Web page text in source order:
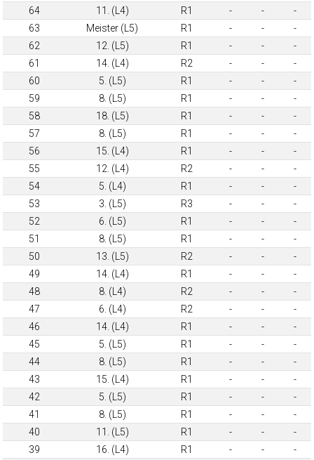
64
11. (L4) R1 - -
-
63
Meister (L5) R1 - -
-
62
12. (L5) R1 - -
-
61
14. (L4) R2 - -
-
60
5. (L5) R1 - -
-
59
8. (L5) R1 - -
-
58
18. (L5) R1 - -
-
57
8. (L5) R1 - -
-
56
15. (L4) R1 - -
-
55
12. (L4) R2 - -
-
54
5. (L4) R1 - -
-
53
3. (L5) R3 - -
-
52
6. (L5) R1 - -
-
51
8. (L5) R1 - -
-
50
13. (L5) R2 - -
-
49
14. (L4) R1 - -
-
48
8. (L4) R2 - -
-
47
6. (L4) R2 - -
-
46
14. (L4) R1 - -
-
45
5. (L5) R1 - -
-
44
8. (L5) R1 - -
-
43
15. (L4) R1 - -
-
42
5. (L5) R1 - -
-
41
8. (L5) R1 - -
-
40
11. (L5) R1 - -
-
39
16. (L4) R1 - -
-